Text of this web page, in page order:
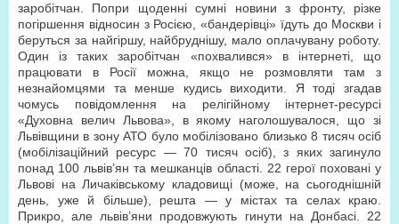
заробітчан. Попри щоденні сумні новини з фронту, різке
погіршення відносин з Росією, «бандерівці» їдуть до Москви і
беруться за найгіршу, найбруднішу, мало оплачувану роботу.
Один із таких заробітчан «похвалився» в інтернеті, що
працювати в Росії можна, якщо не розмовляти там з
незнайомцями та менше кудись виходити. Я тоді згадав
чомусь повідомлення на релігійному інтернет-ресурсі
«Духовна велич Львова», в якому наголошувалося, що зі
Львівщини в зону АТО було мобілізовано близько 8 тисяч осіб
(мобілізаційний ресурс — 70 тисяч осіб), з яких загинуло
понад 100 львів’ян та мешканців області. 22 герої поховані у
Львові на Личаківському кладовищі (може, на сьогоднішній
день, уже й більше), решта — у містах та селах краю.
Прикро, але львів’яни продовжують гинути на Донбасі. 22